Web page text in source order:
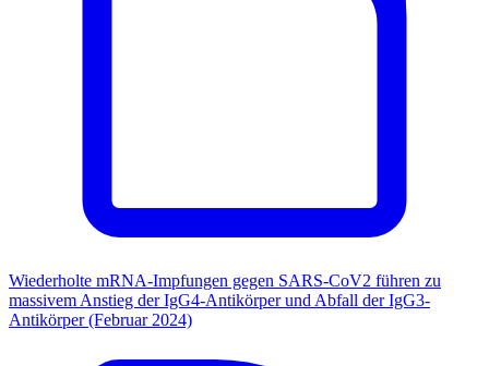
Wiederholte mRNA-Impfungen gegen SARS-CoV2 führen zu
massivem Anstieg der IgG4-Antikörper und Abfall der IgG3-
Antikörper (Februar 2024)